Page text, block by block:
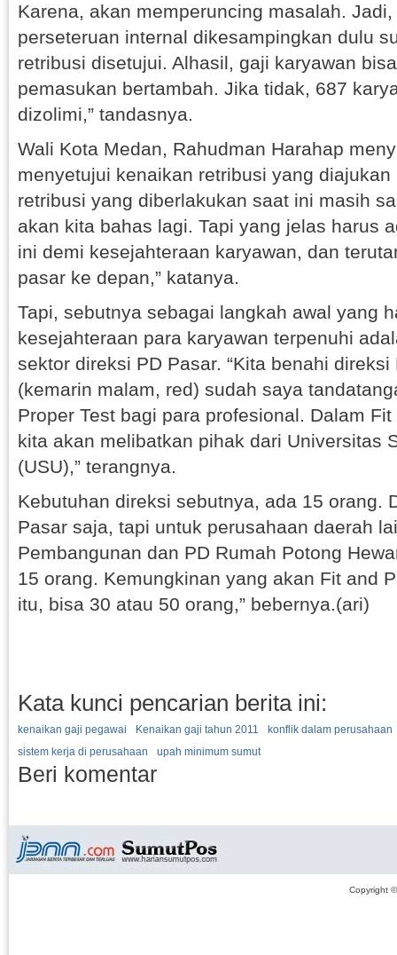
Karena, akan memperuncing masalah.
perseteruan internal dikesampingkan dulu
retribusi disetujui. Alhasil, gaji karyawan
pemasukan bertambah. Jika tidak, 687
dizolimi,” tandasnya.
Wali Kota Medan, Rahudman Harahap
menyetujui kenaikan retribusi yang diajukan
retribusi yang diberlakukan saat ini masih
akan kita bahas lagi. Tapi yang jelas harus
ini demi kesejahteraan karyawan, dan
pasar ke depan,” katanya.
Tapi, sebutnya sebagai langkah awal yang
kesejahteraan para karyawan terpenuhi
sektor direksi PD Pasar. “Kita benahi
(kemarin malam, red) sudah saya
Proper Test bagi para profesional. Dalam
kita akan melibatkan pihak dari Universitas
(USU),” terangnya.
Kebutuhan direksi sebutnya, ada 15 orang.
Pasar saja, tapi untuk perusahaan daerah
Pembangunan dan PD Rumah Potong
15 orang. Kemungkinan yang akan Fit and
itu, bisa 30 atau 50 orang,” bebernya.(ari)
Kata kunci pencarian berita ini:
kenaikan gaji pegawai Kenaikan gaji tahun 2011
konflik dalam perusahaan
sistem kerja di perusahaan
upah minimum sumut
Beri komentar
Copyright